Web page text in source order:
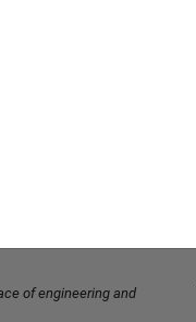
of engineering and